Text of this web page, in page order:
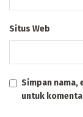
Situs Web
Simpan nama,
untuk